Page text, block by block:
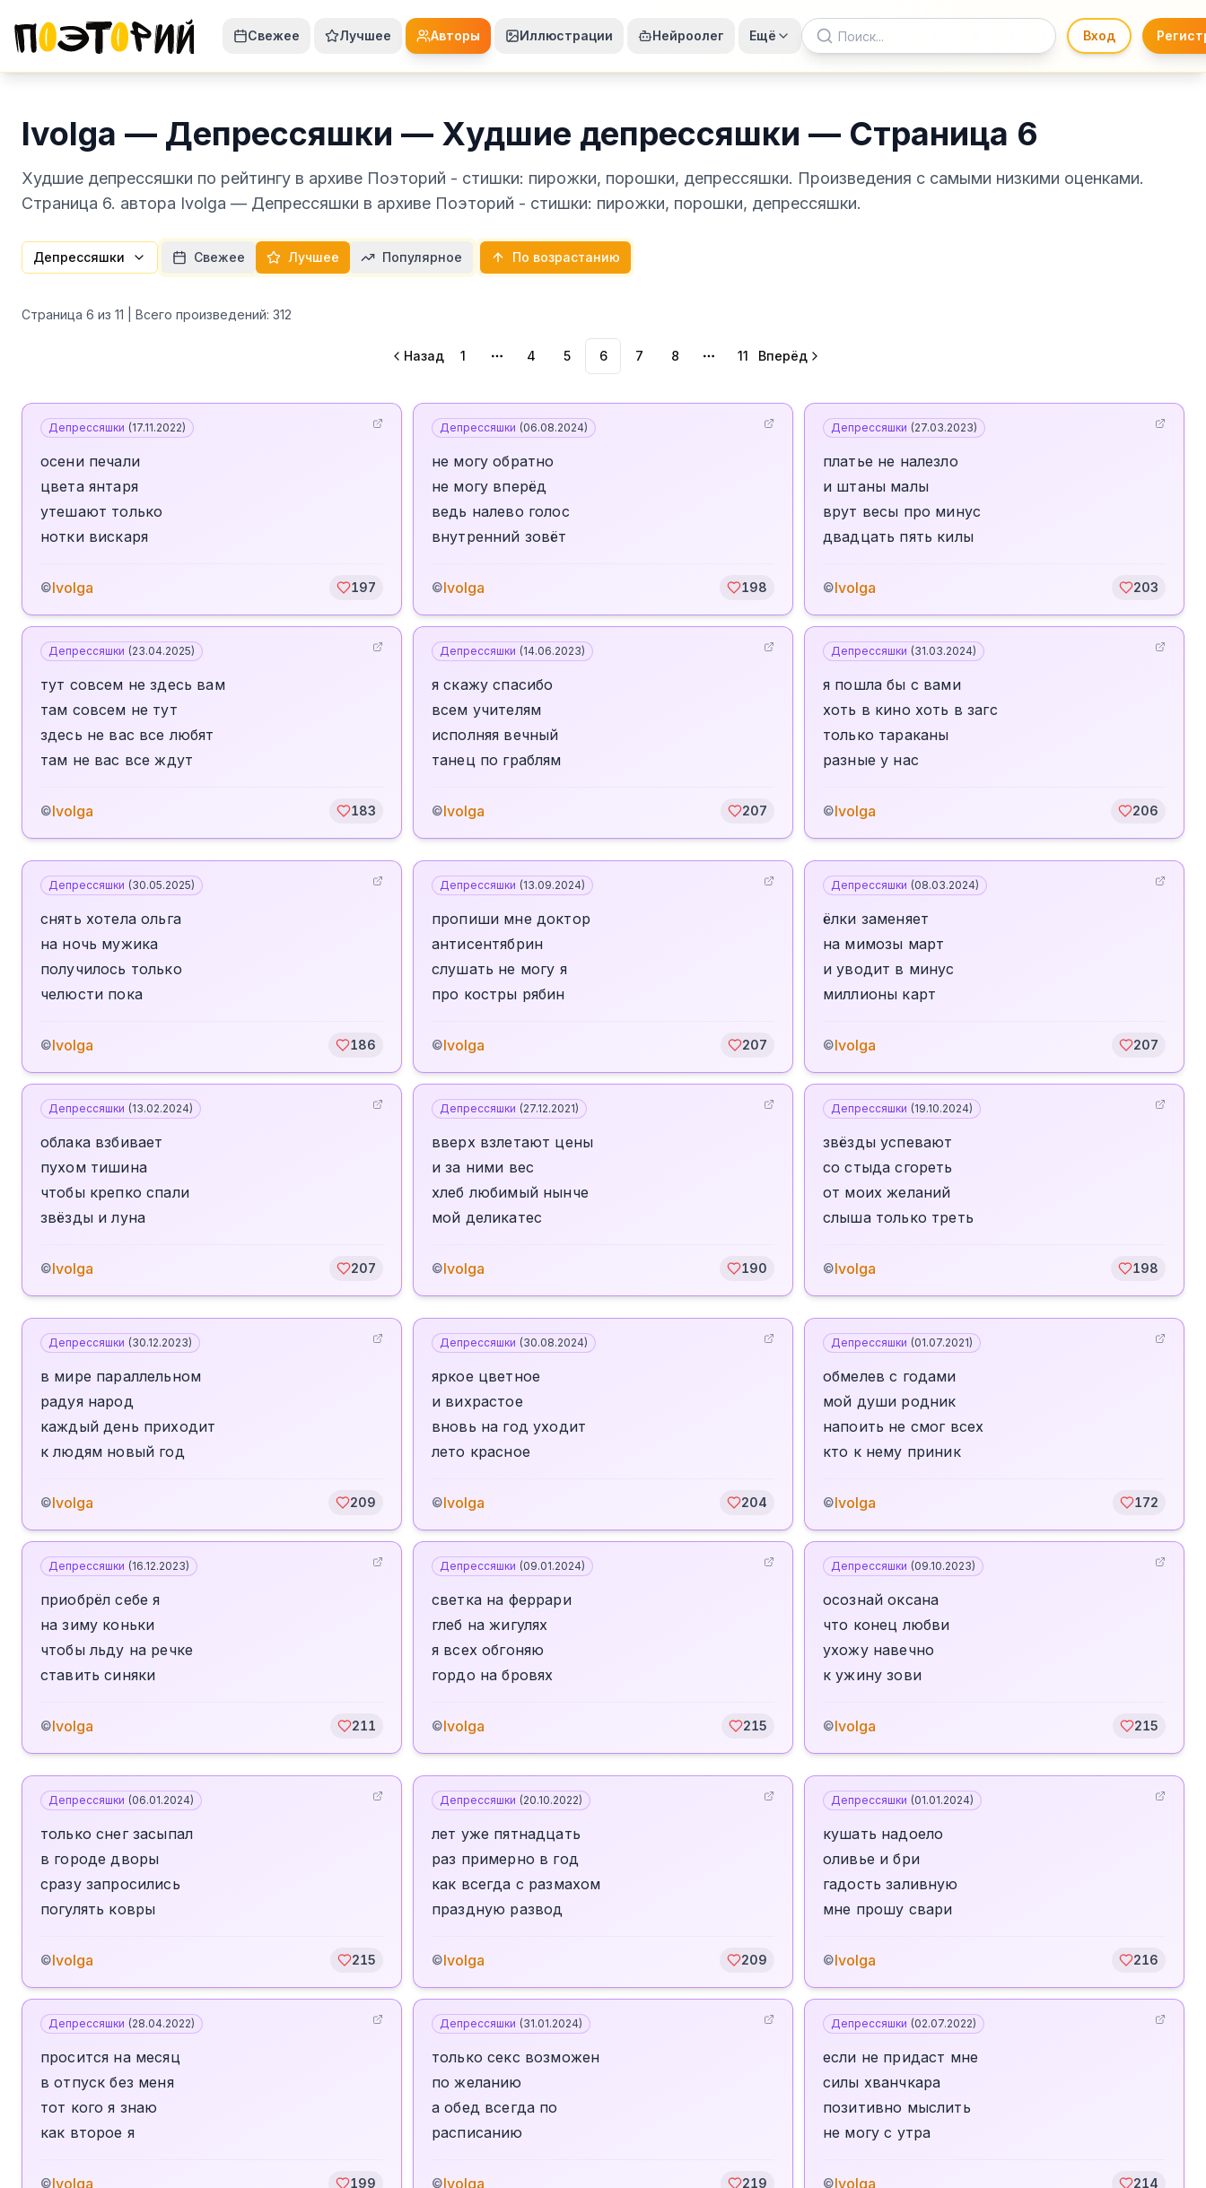
Свежее Лучшее Авторы Иллюстрации Нейроолег Ещё Вход
Ivolga — Депрессяшки — Худшие депрессяшки — Страница 6
Худшие депрессяшки по рейтингу в архиве Поэторий - стишки: пирожки, порошки, депрессяшки. Произведения с самыми низкими оценками.
Страница 6. автора Ivolga — Депрессяшки в архиве Поэторий - стишки: пирожки, порошки, депрессяшки.
Депрессяшки Свежее Лучшее Популярное По возрастанию
Страница 6 из 11 | Всего произведений: 312
Назад 1
More pages
4 5 6 7 8
More pages
11 Вперёд
Депрессяшки (17.11.2022)
осени печали
цвета янтаря
утешают только
нотки вискаря
©Ivolga 197
Депрессяшки (06.08.2024)
не могу обратно
не могу вперёд
ведь налево голос
внутренний зовёт
©Ivolga 198
Депрессяшки (27.03.2023)
платье не налезло
и штаны малы
врут весы про минус
двадцать пять килы
©Ivolga 203
Депрессяшки (23.04.2025)
тут совсем не здесь вам
там совсем не тут
здесь не вас все любят
там не вас все ждут
©Ivolga 183
Депрессяшки (14.06.2023)
я скажу спасибо
всем учителям
исполняя вечный
танец по граблям
©Ivolga 207
Депрессяшки (31.03.2024)
я пошла бы с вами
хоть в кино хоть в загс
только тараканы
разные у нас
©Ivolga 206
Депрессяшки (30.05.2025)
снять хотела ольга
на ночь мужика
получилось только
челюсти пока
©Ivolga 186
Депрессяшки (13.09.2024)
пропиши мне доктор
антисентябрин
слушать не могу я
про костры рябин
©Ivolga 207
Депрессяшки (08.03.2024)
ёлки заменяет
на мимозы март
и уводит в минус
миллионы карт
©Ivolga 207
Депрессяшки (13.02.2024)
облака взбивает
пухом тишина
чтобы крепко спали
звёзды и луна
©Ivolga 207
Депрессяшки (27.12.2021)
вверх взлетают цены
и за ними вес
хлеб любимый нынче
мой деликатес
©Ivolga 190
Депрессяшки (19.10.2024)
звёзды успевают
со стыда сгореть
от моих желаний
слыша только треть
©Ivolga 198
Депрессяшки (30.12.2023)
в мире параллельном
радуя народ
каждый день приходит
к людям новый год
©Ivolga 209
Депрессяшки (30.08.2024)
яркое цветное
и вихрастое
вновь на год уходит
лето красное
©Ivolga 204
Депрессяшки (01.07.2021)
обмелев с годами
мой души родник
напоить не смог всех
кто к нему приник
©Ivolga 172
Депрессяшки (16.12.2023)
приобрёл себе я
на зиму коньки
чтобы льду на речке
ставить синяки
©Ivolga 211
Депрессяшки (09.01.2024)
светка на феррари
глеб на жигулях
я всех обгоняю
гордо на бровях
©Ivolga 215
Депрессяшки (09.10.2023)
осознай оксана
что конец любви
ухожу навечно
к ужину зови
©Ivolga 215
Депрессяшки (06.01.2024)
только снег засыпал
в городе дворы
сразу запросились
погулять ковры
©Ivolga 215
Депрессяшки (20.10.2022)
лет уже пятнадцать
раз примерно в год
как всегда с размахом
праздную развод
©Ivolga 209
Депрессяшки (01.01.2024)
кушать надоело
оливье и бри
гадость заливную
мне прошу свари
©Ivolga 216
Депрессяшки (28.04.2022)
просится на месяц
в отпуск без меня
тот кого я знаю
как второе я
©Ivolga 199
Депрессяшки (31.01.2024)
только секс возможен
по желанию
а обед всегда по
расписанию
©Ivolga 219
Депрессяшки (02.07.2022)
если не придаст мне
силы хванчкара
позитивно мыслить
не могу с утра
©Ivolga 214